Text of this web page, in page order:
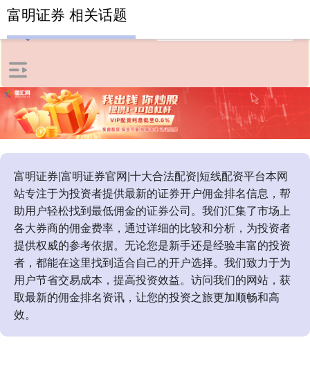
富明证券|富明证券官网|十大合法配资|短线配资平台本网
站专注于为投资者提供最新的证券开户佣金排名信息，帮
助用户轻松找到最低佣金的证券公司。我们汇集了市场上
各大券商的佣金费率，通过详细的比较和分析，为投资者
提供权威的参考依据。无论您是新手还是经验丰富的投资
者，都能在这里找到适合自己的开户选择。我们致力于为
用户节省交易成本，提高投资效益。访问我们的网站，获
取最新的佣金排名资讯，让您的投资之旅更加顺畅和高
效。
富明证券 相关话题